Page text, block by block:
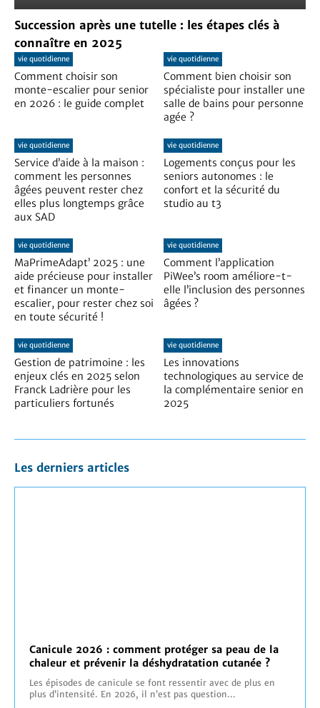
Succession après une tutelle : les étapes clés à
connaître en 2025
vie quotidienne
Comment choisir son
monte-escalier pour senior
en 2026 : le guide complet
vie quotidienne
Comment bien choisir son
spécialiste pour installer une
salle de bains pour personne
agée ?
vie quotidienne
Service d’aide à la maison :
comment les personnes
âgées peuvent rester chez
elles plus longtemps grâce
aux SAD
vie quotidienne
Logements conçus pour les
seniors autonomes : le
confort et la sécurité du
studio au t3
vie quotidienne
MaPrimeAdapt’ 2025 : une
aide précieuse pour installer
et financer un monte-
escalier, pour rester chez soi
en toute sécurité !
vie quotidienne
Comment l’application
PiWee’s room améliore-t-
elle l’inclusion des personnes
âgées ?
vie quotidienne
Gestion de patrimoine : les
enjeux clés en 2025 selon
Franck Ladrière pour les
particuliers fortunés
vie quotidienne
Les innovations
technologiques au service de
la complémentaire senior en
2025
Les derniers articles
Canicule 2026 : comment protéger sa peau de la
chaleur et prévenir la déshydratation cutanée ?
Les épisodes de canicule se font ressentir avec de plus en
plus d’intensité. En 2026, il n’est pas question...